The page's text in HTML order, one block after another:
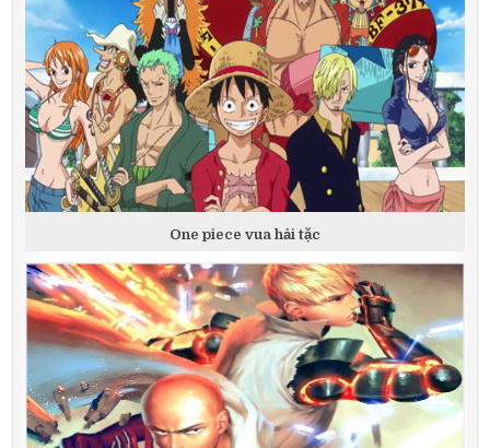
One piece vua hải tặc